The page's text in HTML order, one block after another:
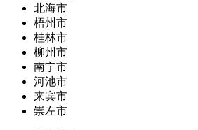
北海市
梧州市
桂林市
柳州市
南宁市
河池市
来宾市
崇左市